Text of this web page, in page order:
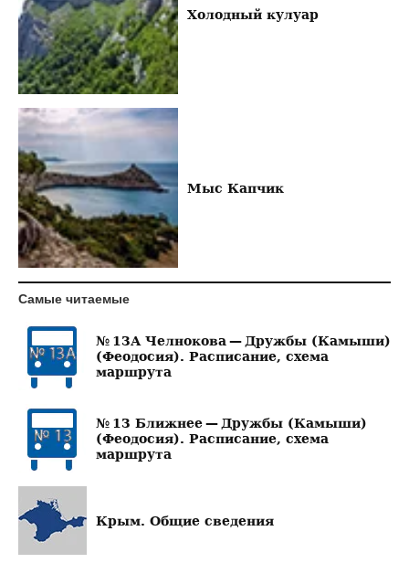
Холодный кулуар
Мыс Капчик
Самые читаемые
№ 13А Челнокова — Дружбы (Камыши)
(Феодосия). Расписание, схема
маршрута
№ 13 Ближнее — Дружбы (Камыши)
(Феодосия). Расписание, схема
маршрута
Крым. Общие сведения